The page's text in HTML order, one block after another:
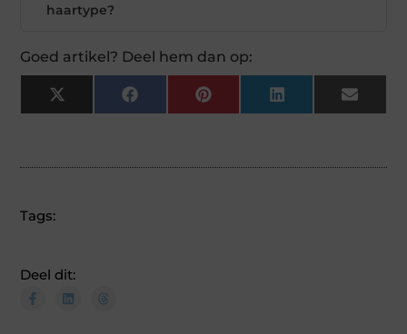
haartype?
Goed artikel? Deel hem dan op:
X
(Twitter)
Facebook Pinterest LinkedIn Email
Tags:
Deel dit: